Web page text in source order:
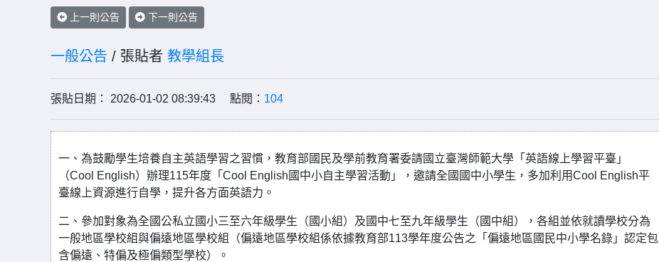
上一則公告 下一則公告
一般公告 / 張貼者 教學組長
張貼日期： 2026-01-02 08:39:43 點閱： 104
一、為鼓勵學生培養自主英語學習之習慣，教育部國民及學前教育署委請國立臺灣師範大學「英語線上學習平臺」
（Cool English）辦理115年度「Cool English國中小自主學習活動」，邀請全國國中小學生，多加利用Cool English平
臺線上資源進行自學，提升各方面英語力。
二、參加對象為全國公私立國小三至六年級學生（國小組）及國中七至九年級學生（國中組），各組並依就讀學校分為
一般地區學校組與偏遠地區學校組（偏遠地區學校組係依據教育部113學年度公告之「偏遠地區國民中小學名錄」認定包
含偏遠、特偏及極偏類型學校）。